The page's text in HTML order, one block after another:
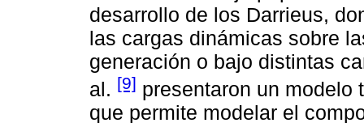
desarrollo de los Darrieus,
las cargas dinámicas sobre
generación o bajo distintas
al. [9] presentaron un modelo
que permite modelar el